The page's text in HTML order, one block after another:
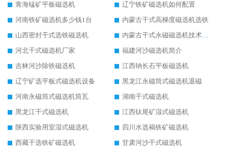
青海锰矿平板磁选机
辽宁铁矿磁选机如何配置
河南铁矿磁选机多少钱1台
内蒙古干式高梯度磁选机选铁
山西密封干式选铁磁选机
内蒙古干式永磁磁选机技术要求
河北干式磁选机厂家
福建河沙磁选机简介
吉林河沙除铁磁选机
江西钠长石平板磁选机
辽宁矿选平板式磁选机设备
黑龙江永磁筒式磁选机退磁
河南永磁筒式磁选机筒瓦
湖南干式磁选机
黑龙江干式磁选机
江西钛尾矿湿式磁选机
陕西实验用室湿式磁选机
四川水选褐铁矿磁选机
西藏干选铁矿磁选机
甘肃河沙干式磁选机